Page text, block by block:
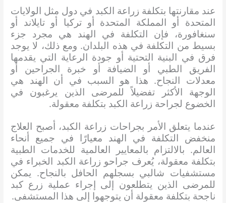
عند مقارنتها بتكلفة زراعة الكبد في دول مثل الولايات
المتحدة أو المملكة المتحدة أو تركيا أو تايلاند أو
سنغافورة، فإن التكلفة في الهند هي مجرد جزء
بسيط من التكلفة في هذه البلدان. ​​ومع ذلك، لا يوجد
فرق في البنية التحتية أو جودة الرعاية التي يقدمها
الفريق الطبي أو الضيافة أو خبرة الجراحين أو
معدلات النجاح. هذا هو السبب في أن الهند هي
الوجهة الأكثر تفضيلاً للمرضى الذين يرغبون في
الخضوع لجراحة زراعة الكبد بتكلفة معقولة.
عندما يتعلق الأمر بجراحات زراعة الكبد، أصبح العلاج
منخفض التكلفة في الهند معيارًا في جميع أنحاء
العالم. بالالتزام بالمعايير العالمية للخدمات الطبية
بتكلفة معقولة، يُعرف جراحو زراعة الكبد الخبراء في
مستشفيات شالبي بسجلهم الحافل بالنجاح. يمكن
للمرضى الذين يتطلعون إلى إجراء عملية زرع كبد
ناجحة بتكلفة معقولة أن يتوجهوا إلى هذا المستشفى.